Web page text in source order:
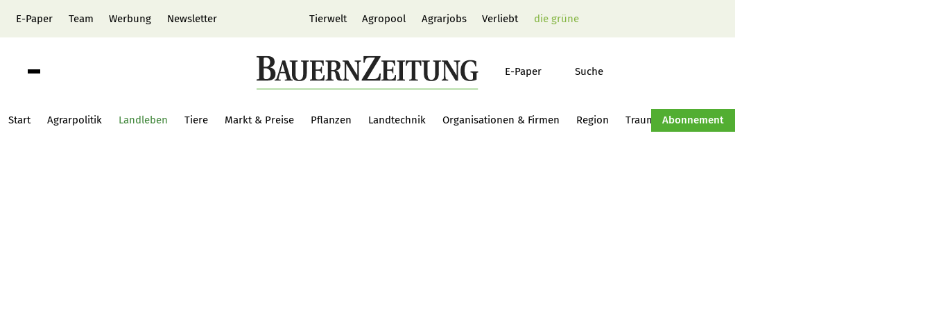
E-Paper Team Werbung Newsletter Tierwelt Agropool Agrarjobs Verliebt die grüne
E-Paper Suche
Start Agrarpolitik Landleben Tiere Markt & Preise Pflanzen Landtechnik Organisationen & Firmen Region Traumtraktor Hof-Management
Abonnement